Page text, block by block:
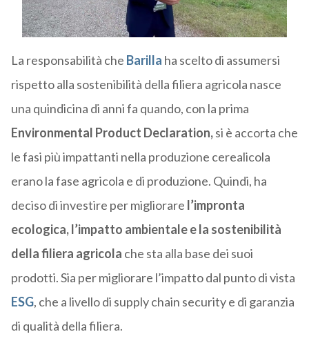
La responsabilità che Barilla ha scelto di assumersi
rispetto alla sostenibilità della filiera agricola nasce
una quindicina di anni fa quando, con la prima
Environmental Product Declaration,si è accorta che
le fasi più impattanti nella produzione cerealicola
erano la fase agricola e di produzione. Quindi, ha
deciso di investire per migliorare l’impronta
ecologica, l’impatto ambientale e la sostenibilità
della filiera agricola che sta alla base dei suoi
prodotti. Sia per migliorare l’impatto dal punto di vista
ESG, che a livello di supply chain security e di garanzia
di qualità della filiera.